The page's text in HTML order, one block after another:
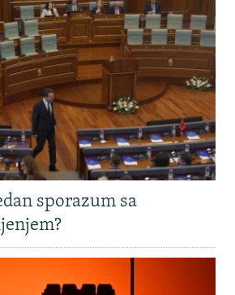
sporazum sa